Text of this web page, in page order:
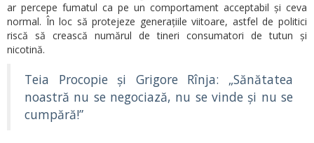
ar percepe fumatul ca pe un comportament acceptabil și ceva
normal. În loc să protejeze generațiile viitoare, astfel de politici
riscă să crească numărul de tineri consumatori de tutun și
nicotină.
Teia Procopie și Grigore Rînja: „Sănătatea
noastră nu se negociază, nu se vinde și nu se
cumpără!”